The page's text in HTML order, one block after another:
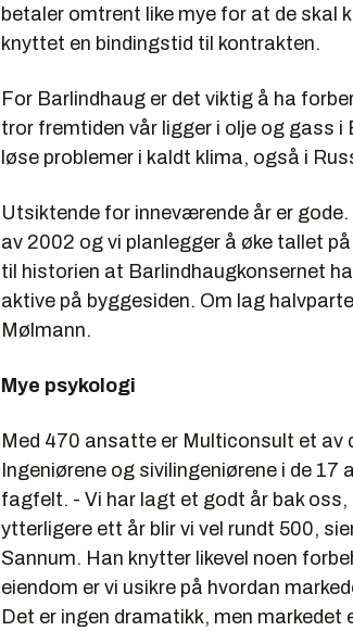
betaler omtrent like mye for at de skal
knyttet en bindingstid til kontrakten.
For Barlindhaug er det viktig å ha
tror fremtiden vår ligger i olje og gass
løse problemer i kaldt klima, også i
Utsiktende for inneværende år er
av 2002 og vi planlegger å øke tallet
til historien at Barlindhaugkonsernet
aktive på byggesiden. Om lag
Mølmann.
Mye psykologi
Med 470 ansatte er Multiconsult et av
Ingeniørene og sivilingeniørene i de
fagfelt. - Vi har lagt et godt år bak
ytterligere ett år blir vi vel rundt 500,
Sannum. Han knytter likevel noen
eiendom er vi usikre på hvordan
Det er ingen dramatikk, men